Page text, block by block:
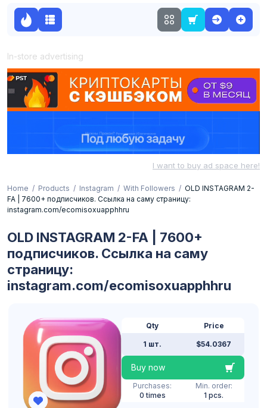
In-store advertising
I want to buy ad space here!
Home Products Instagram With Followers
OLD INSTAGRAM 2-
FA | 7600+ подписчиков. Ссылка на саму страницу:
instagram.com/ecomisoxuapphhru
OLD INSTAGRAM 2-FA | 7600+
подписчиков. Ссылка на саму
страницу:
instagram.com/ecomisoxuapphhru
Qty
1 шт.
Price
$54.0367
Buy now
Purchases:
0 times
Min. order:
1 pcs.